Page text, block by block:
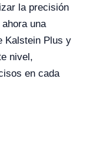
la precisión
una
Kalstein Plus y
nivel,
en cada